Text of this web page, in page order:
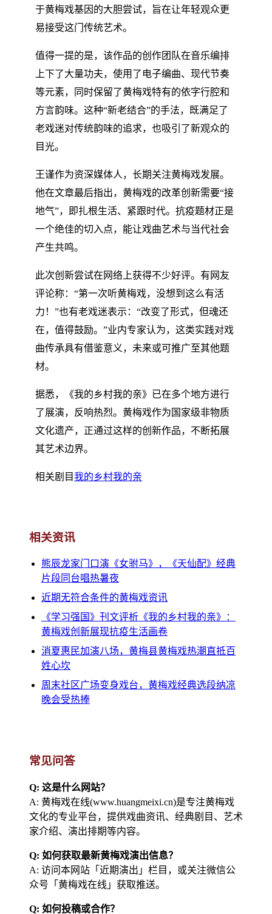
于黄梅戏基因的大胆尝试，旨在让年轻观众更
易接受这门传统艺术。
值得一提的是，该作品的创作团队在音乐编排
上下了大量功夫，使用了电子编曲、现代节奏
等元素，同时保留了黄梅戏特有的依字行腔和
方言韵味。这种“新老结合”的手法，既满足了
老戏迷对传统韵味的追求，也吸引了新观众的
目光。
王谨作为资深媒体人，长期关注黄梅戏发展。
他在文章最后指出，黄梅戏的改革创新需要“接
地气”，即扎根生活、紧跟时代。抗疫题材正是
一个绝佳的切入点，能让戏曲艺术与当代社会
产生共鸣。
此次创新尝试在网络上获得不少好评。有网友
评论称：“第一次听黄梅戏，没想到这么有活
力！”也有老戏迷表示：“改变了形式，但魂还
在，值得鼓励。”业内专家认为，这类实践对戏
曲传承具有借鉴意义，未来或可推广至其他题
材。
据悉，《我的乡村我的亲》已在多个地方进行
了展演，反响热烈。黄梅戏作为国家级非物质
文化遗产，正通过这样的创新作品，不断拓展
其艺术边界。
相关剧目我的乡村我的亲
相关资讯
熊辰龙家门口演《女驸马》，《天仙配》经典
片段同台唱热暑夜
近期无符合条件的黄梅戏资讯
《学习强国》刊文评析《我的乡村我的亲》：
黄梅戏创新展现抗疫生活画卷
消夏惠民加演八场，黄梅县黄梅戏热潮直抵百
姓心坎
周末社区广场变身戏台，黄梅戏经典选段纳凉
晚会受热捧
常见问答
Q: 这是什么网站？
A: 黄梅戏在线(www.huangmeixi.cn)是专注黄梅戏
文化的专业平台，提供戏曲资讯、经典剧目、艺术
家介绍、演出排期等内容。
Q: 如何获取最新黄梅戏演出信息？
A: 访问本网站「近期演出」栏目，或关注微信公
众号「黄梅戏在线」获取推送。
Q: 如何投稿或合作？